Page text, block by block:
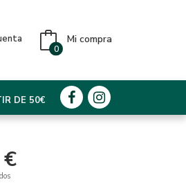
Mi compra
0
DE 50€